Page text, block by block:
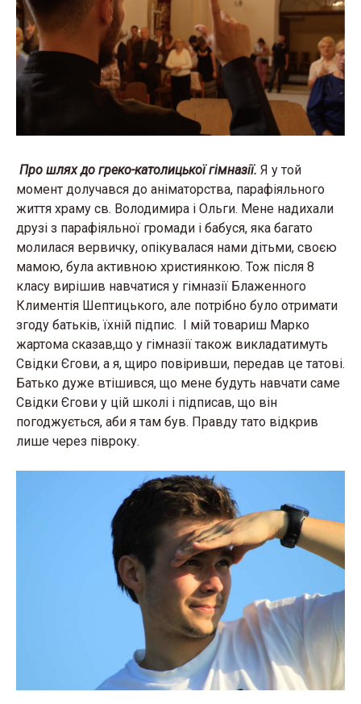
Про шлях до греко-католицької гімназії. Я у той
момент долучався до аніматорства, парафіяльного
життя храму св. Володимира і Ольги. Мене надихали
друзі з парафіяльної громади і бабуся, яка багато
молилася вервичку, опікувалася нами дітьми, своєю
мамою, була активною християнкою. Тож після 8
класу вирішив навчатися у гімназії Блаженного
Климентія Шептицького, але потрібно було отримати
згоду батьків, їхній підпис. І мій товариш Марко
жартома сказав,що у гімназії також викладатимуть
Свідки Єгови, а я, щиро повіривши, передав це татові.
Батько дуже втішився, що мене будуть навчати саме
Свідки Єгови у цій школі і підписав, що він
погоджується, аби я там був. Правду тато відкрив
лише через півроку.